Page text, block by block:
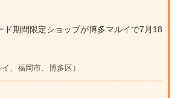
ド期間限定ショップが博多マルイで7月18
、福岡市、博多区）